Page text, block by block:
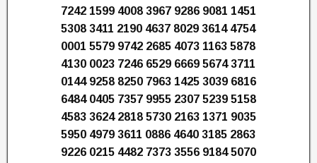
7242 1599 4008 3967 9286 9081 1451
5308 3411 2190 4637 8029 3614 4754
0001 5579 9742 2685 4073 1163 5878
4130 0023 7246 6529 6669 5674 3711
0144 9258 8250 7963 1425 3039 6816
6484 0405 7357 9955 2307 5239 5158
4583 3624 2818 5730 2163 1371 9035
5950 4979 3611 0886 4640 3185 2863
9226 0215 4482 7373 3556 9184 5070